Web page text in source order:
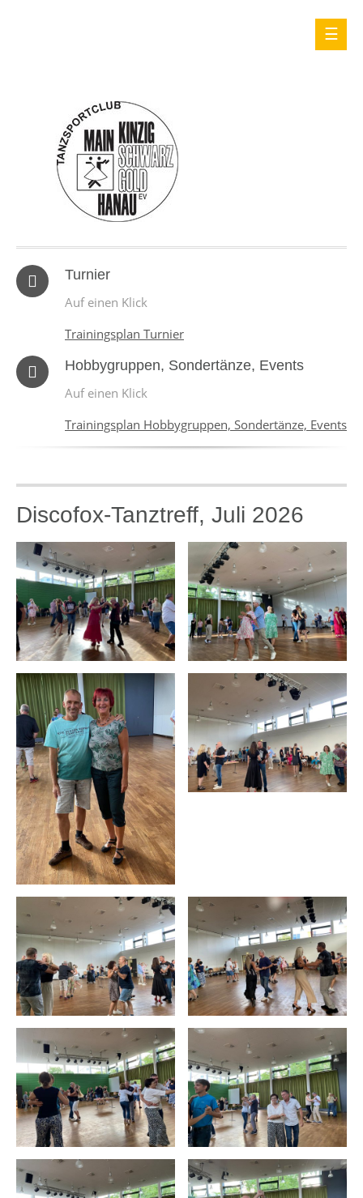
Turnier
Auf einen Klick
Trainingsplan Turnier
Hobbygruppen, Sondertänze, Events
Auf einen Klick
Trainingsplan Hobbygruppen, Sondertänze, Events
Discofox-Tanztreff, Juli 2026